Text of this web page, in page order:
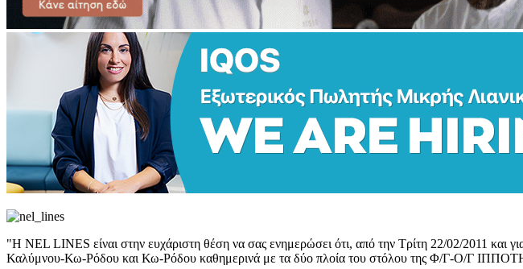
"Η NEL LINES είναι στην ευχάριστη θέση να σας ενημερώσει ότι, από την Τρίτη 22/02/2011 και
Καλύμνου-Κω-Ρόδου και Κω-Ρόδου καθημερινά με τα δύο πλοία του στόλου της Φ/Γ-Ο/Γ